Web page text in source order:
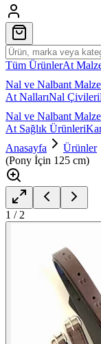
Tüm ÜrünlerAt
Nal ve Nalbant
At NallarıNal Çivileri
Nal ve Nalbant
At Sağlık Ürünleri
Anasayfa
Ürünler
(Pony İçin 125 cm)
1 / 2